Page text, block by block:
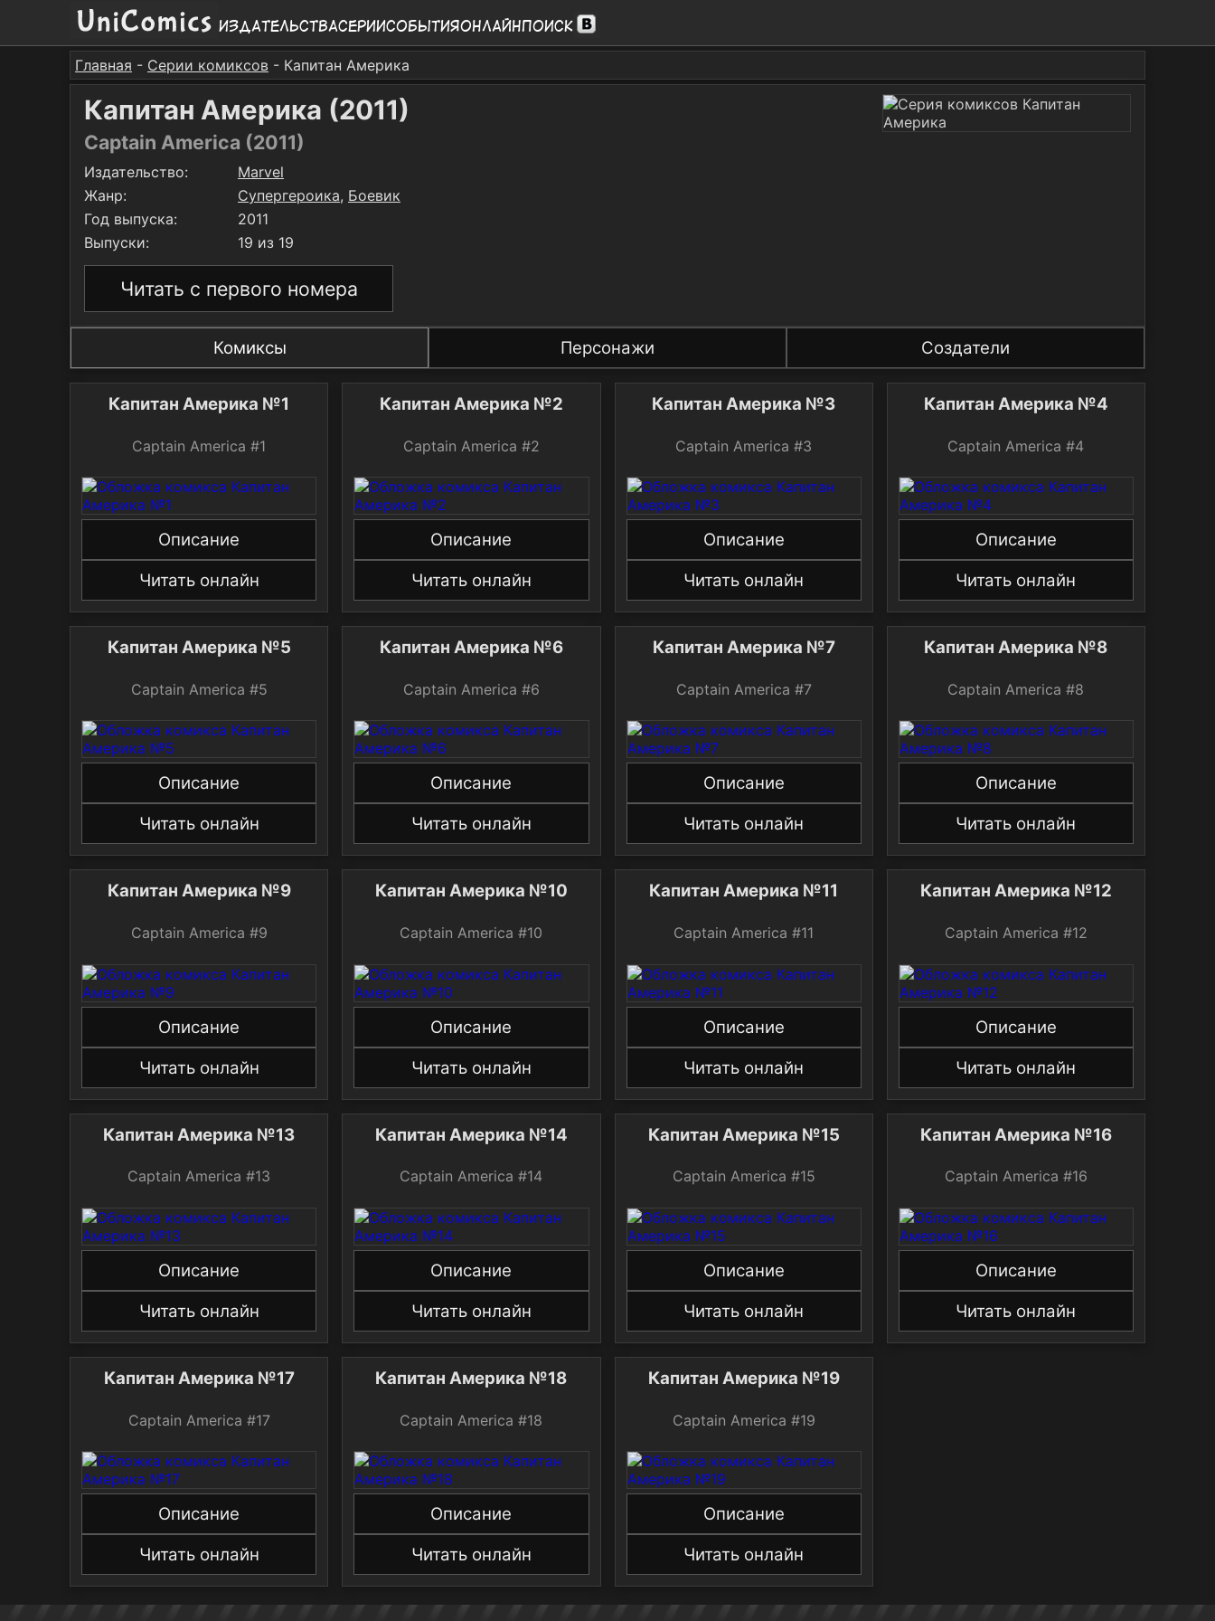
ИздательстваСерииСобытияОнлайнПоиск
Главная - Серии комиксов - Капитан Америка
Капитан Америка (2011)
Captain America (2011)
Издательство:
Marvel
Жанр:
Супергероика, Боевик
Год выпуска:
2011
Выпуски:
19 из 19
Читать с первого номера
Комиксы Персонажи Создатели
Капитан Америка №1
Captain America #1
Описание
Читать онлайн
Капитан Америка №2
Captain America #2
Описание
Читать онлайн
Капитан Америка №3
Captain America #3
Описание
Читать онлайн
Капитан Америка №4
Captain America #4
Описание
Читать онлайн
Капитан Америка №5
Captain America #5
Описание
Читать онлайн
Капитан Америка №6
Captain America #6
Описание
Читать онлайн
Капитан Америка №7
Captain America #7
Описание
Читать онлайн
Капитан Америка №8
Captain America #8
Описание
Читать онлайн
Капитан Америка №9
Captain America #9
Описание
Читать онлайн
Капитан Америка №10
Captain America #10
Описание
Читать онлайн
Капитан Америка №11
Captain America #11
Описание
Читать онлайн
Капитан Америка №12
Captain America #12
Описание
Читать онлайн
Капитан Америка №13
Captain America #13
Описание
Читать онлайн
Капитан Америка №14
Captain America #14
Описание
Читать онлайн
Капитан Америка №15
Captain America #15
Описание
Читать онлайн
Капитан Америка №16
Captain America #16
Описание
Читать онлайн
Капитан Америка №17
Captain America #17
Описание
Читать онлайн
Капитан Америка №18
Captain America #18
Описание
Читать онлайн
Капитан Америка №19
Captain America #19
Описание
Читать онлайн